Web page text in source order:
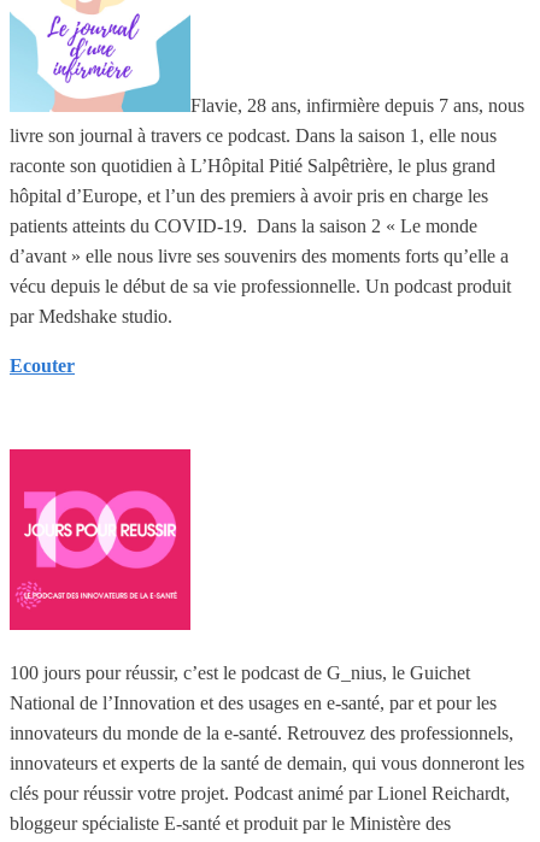
Flavie, 28 ans, infirmière depuis 7 ans, nous
livre son journal à travers ce podcast. Dans la saison 1, elle nous
raconte son quotidien à L’Hôpital Pitié Salpêtrière, le plus grand
hôpital d’Europe, et l’un des premiers à avoir pris en charge les
patients atteints du COVID-19. Dans la saison 2 « Le monde
d’avant » elle nous livre ses souvenirs des moments forts qu’elle a
vécu depuis le début de sa vie professionnelle. Un podcast produit
par Medshake studio.
Ecouter
100 jours pour réussir, c’est le podcast de G_nius, le Guichet
National de l’Innovation et des usages en e-santé, par et pour les
innovateurs du monde de la e-santé. Retrouvez des professionnels,
innovateurs et experts de la santé de demain, qui vous donneront les
clés pour réussir votre projet. Podcast animé par Lionel Reichardt,
bloggeur spécialiste E-santé et produit par le Ministère des